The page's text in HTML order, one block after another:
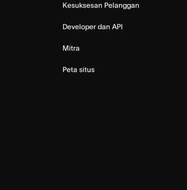
Kesuksesan Pelanggan
Developer dan API
Mitra
Peta situs